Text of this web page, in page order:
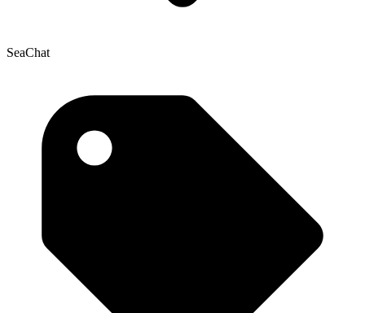
SeaChat